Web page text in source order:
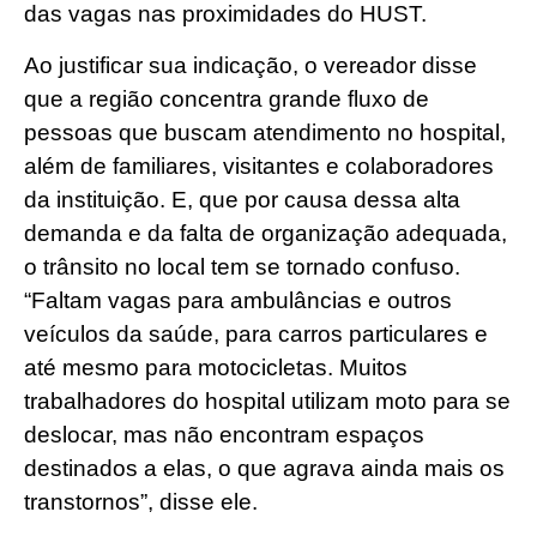
das vagas nas proximidades do HUST.
Ao justificar sua indicação, o vereador disse
que a região concentra grande fluxo de
pessoas que buscam atendimento no hospital,
além de familiares, visitantes e colaboradores
da instituição. E, que por causa dessa alta
demanda e da falta de organização adequada,
o trânsito no local tem se tornado confuso.
“Faltam vagas para ambulâncias e outros
veículos da saúde, para carros particulares e
até mesmo para motocicletas. Muitos
trabalhadores do hospital utilizam moto para se
deslocar, mas não encontram espaços
destinados a elas, o que agrava ainda mais os
transtornos”, disse ele.